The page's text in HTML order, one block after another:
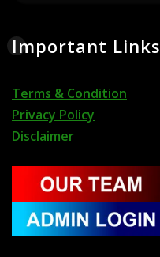
Important Links
Terms & Condition
Privacy Policy
Disclaimer